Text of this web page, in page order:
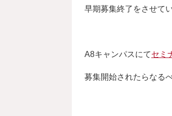
早期募集終了をさせて
A8キャンパスにてセミ
募集開始されたらなる